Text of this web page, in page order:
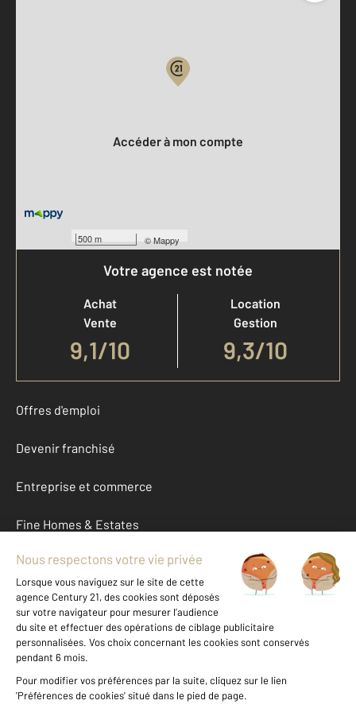
500 m ©Mappy
Accéder à mon compte
Votre agence est notée
Achat
Vente
9,1/10
Location
Gestion
9,3/10
Offres d'emploi
Devenir franchisé
Entreprise et commerce
Fine Homes & Estates
À propos
International
Nous contacter